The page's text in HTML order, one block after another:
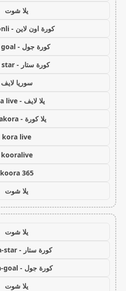
يلا شوت
كورة اون لاين - kora onli
كورة جول - kora goal
كورة ستار - kora star
سوريا لايف
يلا لايف - yalla live
يلا كورة - yallakora
kora live
kooralive
koora 365
يلا شوت
يلا شوت
كورة ستار - koora-star
كورة جول - koora-goal
يلا شوت